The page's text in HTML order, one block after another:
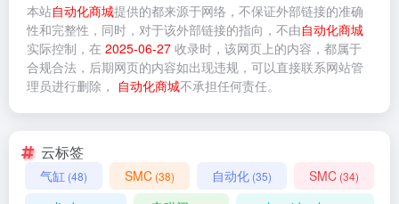
本站自动化商城提供的都来源于网络，不保证外部链接的准确
性和完整性，同时，对于该外部链接的指向，不由自动化商城
实际控制，在 2025-06-27 收录时，该网页上的内容，都属于
合规合法，后期网页的内容如出现违规，可以直接联系网站管
理员进行删除， 自动化商城不承担任何责任。
云标签
气缸 (48) SMC (38) 自动化 (35) SMC (34)